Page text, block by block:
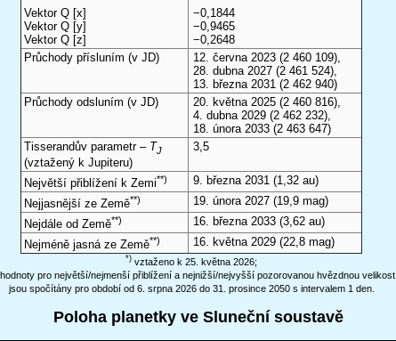
Vektor Q [x]
Vektor Q [y]
Vektor Q [z]
−0,1844
−0,9465
−0,2648
Průchody přísluním (v JD) 12. června 2023 (2 460 109),
28. dubna 2027 (2 461 524),
13. března 2031 (2 462 940)
Průchody odsluním (v JD) 20. května 2025 (2 460 816),
4. dubna 2029 (2 462 232),
18. února 2033 (2 463 647)
Tisserandův parametr – TJ
(vztažený k Jupiteru)
3,5
Největší přiblížení k Zemi**) 9. března 2031 (1,32 au)
Nejjasnější ze Země**) 19. února 2027 (19,9 mag)
Nejdále od Země**) 16. března 2033 (3,62 au)
Nejméně jasná ze Země**) 16. května 2029 (22,8 mag)
*) vztaženo k 25. května 2026;
hodnoty pro největší/nejmenší přiblížení a nejnižší/nejvyšší pozorovanou hvězdnou velikost
jsou spočítány pro období od 6. srpna 2026 do 31. prosince 2050 s intervalem 1 den.
Poloha planetky ve Sluneční soustavě